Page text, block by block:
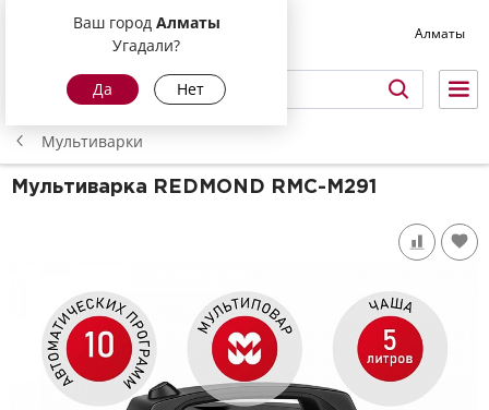
Ваш город Алматы
Угадали?
Да Нет
Алматы
Мультиварки
Мультиварка REDMOND RMC-M291